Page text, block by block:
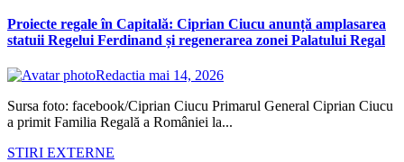
Proiecte regale în Capitală: Ciprian Ciucu anunță amplasarea
statuii Regelui Ferdinand și regenerarea zonei Palatului Regal
Redactia mai 14, 2026
Sursa foto: facebook/Ciprian Ciucu Primarul General Ciprian Ciucu
a primit Familia Regală a României la...
STIRI EXTERNE